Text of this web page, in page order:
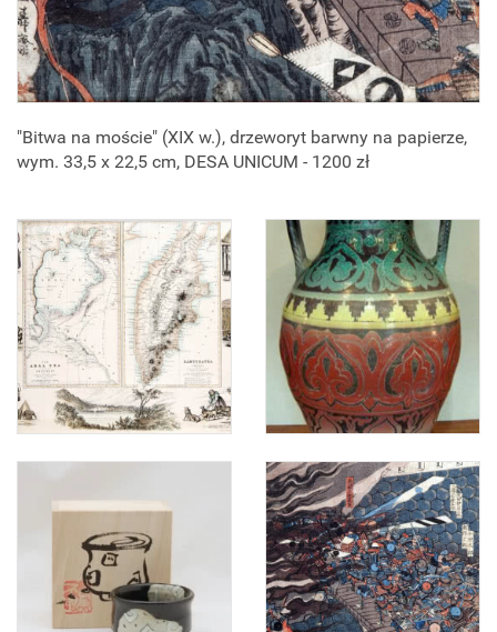
"Bitwa na moście" (XIX w.), drzeworyt barwny na papierze,
wym. 33,5 x 22,5 cm, DESA UNICUM - 1200 zł